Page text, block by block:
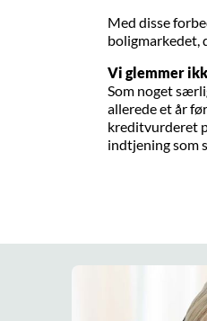
Med disse
boligmarkedet,
Vi glemmer
Som noget
allerede et år
kreditvurderet
indtjening som